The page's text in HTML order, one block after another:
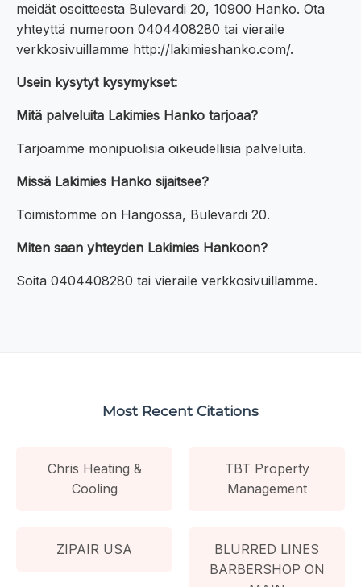
meidät osoitteesta Bulevardi 20, 10900 Hanko. Ota
yhteyttä numeroon 0404408280 tai vieraile
verkkosivuillamme http://lakimieshanko.com/.
Usein kysytyt kysymykset:
Mitä palveluita Lakimies Hanko tarjoaa?
Tarjoamme monipuolisia oikeudellisia palveluita.
Missä Lakimies Hanko sijaitsee?
Toimistomme on Hangossa, Bulevardi 20.
Miten saan yhteyden Lakimies Hankoon?
Soita 0404408280 tai vieraile verkkosivuillamme.
Most Recent Citations
Chris Heating &
Cooling
TBT Property
Management
ZIPAIR USA
BLURRED LINES
BARBERSHOP ON